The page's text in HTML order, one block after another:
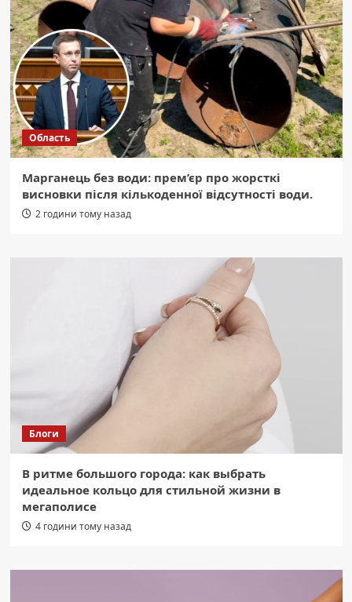
Область
Марганець без води: прем’єр про жорсткі
висновки після кількоденної відсутності води.
2 години тому назад
Блоги
В ритме большого города: как выбрать
идеальное кольцо для стильной жизни в
мегаполисе
4 години тому назад